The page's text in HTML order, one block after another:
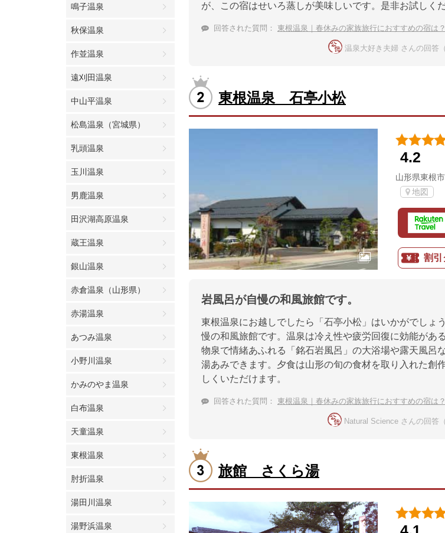
鳴子温泉
秋保温泉
作並温泉
遠刈田温泉
中山平温泉
松島温泉（宮城県）
乳頭温泉
玉川温泉
男鹿温泉
田沢湖高原温泉
蔵王温泉
銀山温泉
赤倉温泉（山形県）
赤湯温泉
あつみ温泉
小野川温泉
かみのやま温泉
白布温泉
天童温泉
東根温泉
肘折温泉
湯田川温泉
湯野浜温泉
が、この宿はせいろ蒸しが美味しいです。是非お試しくだ
回答された質問： 東根温泉｜春休みの家族旅行におすすめの宿は？
温泉大好き夫婦 さんの回答
東根温泉 石亭小松
4.2
山形県東根
地図
割引
岩風呂が自慢の和風旅館です。
東根温泉にお越しでしたら「石亭小松」はいかがでしょ
慢の和風旅館です。温泉は冷え性や疲労回復に効能があ
物泉で情緒あふれる「銘石岩風呂」の大浴場や露天風呂
湯あみできます。夕食は山形の旬の食材を取り入れた創
しくいただけます。
回答された質問： 東根温泉｜春休みの家族旅行におすすめの宿は？
Natural Science さんの回答
旅館 さくら湯